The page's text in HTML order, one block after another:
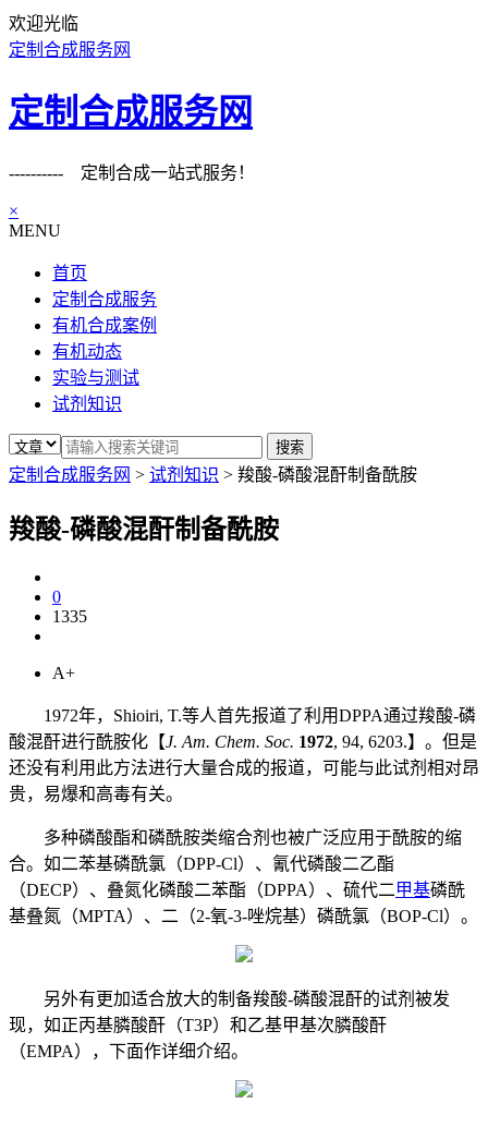
欢迎光临
定制合成服务网
定制合成服务网
---------- 定制合成一站式服务！
×
MENU
首页
定制合成服务
有机合成案例
有机动态
实验与测试
试剂知识
定制合成服务网 > 试剂知识 > 羧酸-磷酸混酐制备酰胺
羧酸-磷酸混酐制备酰胺
0
1335
A+
1972年，Shioiri, T.等人首先报道了利用DPPA通过羧酸-磷
酸混酐进行酰胺化【J. Am. Chem. Soc. 1972, 94, 6203.】。但是
还没有利用此方法进行大量合成的报道，可能与此试剂相对昂
贵，易爆和高毒有关。
多种磷酸酯和磷酰胺类缩合剂也被广泛应用于酰胺的缩
合。如二苯基磷酰氯（DPP-Cl）、氰代磷酸二乙酯
（DECP）、叠氮化磷酸二苯酯（DPPA）、硫代二甲基磷酰
基叠氮（MPTA）、二（2-氧-3-唑烷基）磷酰氯（BOP-Cl）。
另外有更加适合放大的制备羧酸-磷酸混酐的试剂被发
现，如正丙基膦酸酐（T3P）和乙基甲基次膦酸酐
（EMPA），下面作详细介绍。